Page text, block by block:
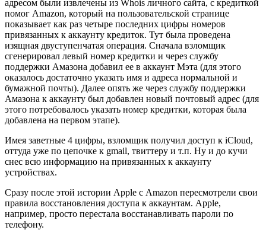
адресом были извлечены из Whois личного сайта, с кредиткой
помог Amazon, который на пользовательской странице
показывает как раз четыре последних цифры номеров
привязанных к аккаунту кредиток. Тут была проведена
изящная двуступенчатая операция. Сначала взломщик
сгенерировал левый номер кредитки и через службу
поддержки Амазона добавил ее в аккаунт Мэта (для этого
оказалось достаточно указать имя и адреса нормальной и
бумажной почты). Далее опять же через службу поддержки
Амазона к аккаунту был добавлен новый почтовый адрес (для
этого потребовалось указать номер кредитки, которая была
добавлена на первом этапе).
Имея заветные 4 цифры, взломщик получил доступ к iCloud,
оттуда уже по цепочке к gmail, твиттеру и т.п. Ну и до кучи
снес всю информацию на привязанных к аккаунту
устройствах.
Сразу после этой истории Apple с Amazon пересмотрели свои
правила восстановления доступа к аккаунтам. Apple,
например, просто перестала восстанавливать пароли по
телефону.